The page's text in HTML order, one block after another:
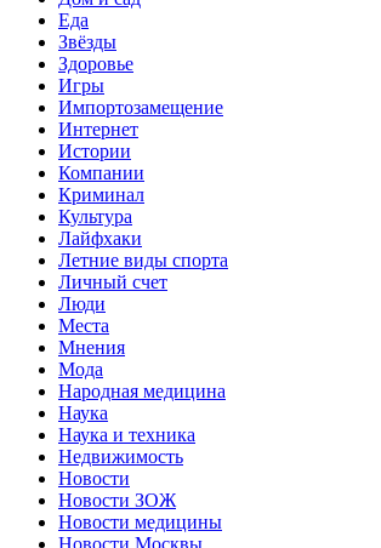
Еда
Звёзды
Здоровье
Игры
Импортозамещение
Интернет
Истории
Компании
Криминал
Культура
Лайфхаки
Летние виды спорта
Личный счет
Люди
Места
Мнения
Мода
Народная медицина
Наука
Наука и техника
Недвижимость
Новости
Новости ЗОЖ
Новости медицины
Новости Москвы